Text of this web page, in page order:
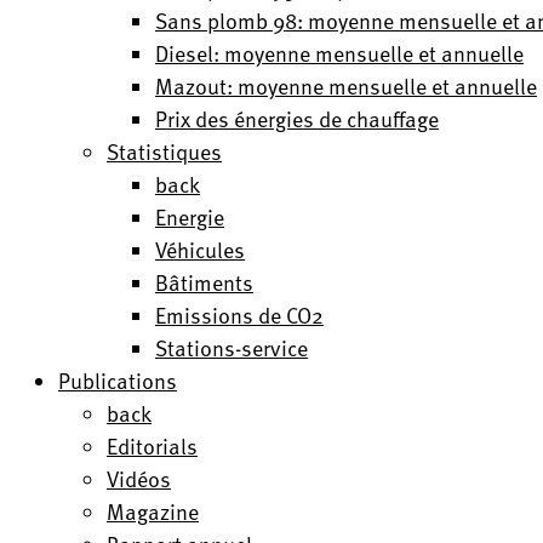
Sans plomb 98: moyenne mensuelle et
Diesel: moyenne mensuelle et annuelle
Mazout: moyenne mensuelle et annuelle
Prix des énergies de chauffage
Statistiques
back
Energie
Véhicules
Bâtiments
Emissions de CO2
Stations-service
Publications
back
Editorials
Vidéos
Magazine